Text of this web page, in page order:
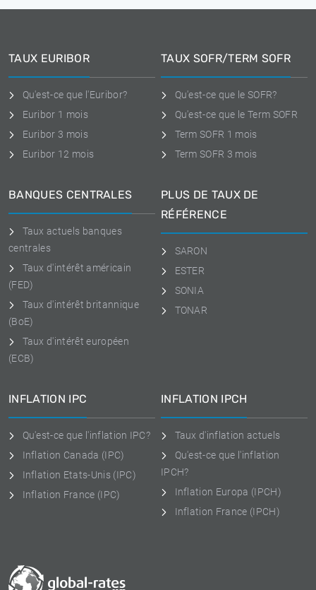
TAUX EURIBOR
Qu'est-ce que l'Euribor?
Euribor 1 mois
Euribor 3 mois
Euribor 12 mois
TAUX SOFR/TERM SOFR
Qu'est-ce que le SOFR?
Qu'est-ce que le Term SOFR
Term SOFR 1 mois
Term SOFR 3 mois
BANQUES CENTRALES
Taux actuels banques
centrales
Taux d'intérêt américain
(FED)
Taux d'intérêt britannique
(BoE)
Taux d'intérêt européen
(ECB)
PLUS DE TAUX DE
RÉFÉRENCE
SARON
ESTER
SONIA
TONAR
INFLATION IPC
Qu'est-ce que l'inflation IPC?
Inflation Canada (IPC)
Inflation Etats-Unis (IPC)
Inflation France (IPC)
INFLATION IPCH
Taux d'inflation actuels
Qu'est-ce que l'inflation
IPCH?
Inflation Europa (IPCH)
Inflation France (IPCH)